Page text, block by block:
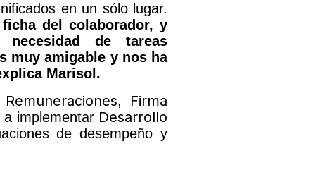
en un sólo lugar.
del colaborador, y
de tareas
muy amigable y nos ha
Marisol.
Remuneraciones, Firma
implementar Desarrollo
de desempeño y